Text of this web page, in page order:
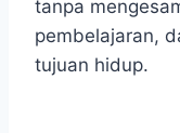
tanpa
pembelajaran,
tujuan hidup.